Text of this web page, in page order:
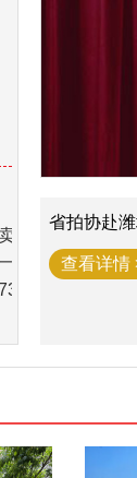
企业
宗
套房产拍卖公告
省拍协赴
业查看详情